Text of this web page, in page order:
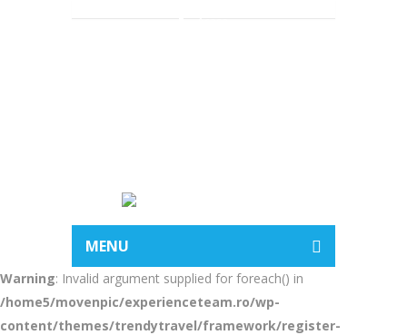
MENU
Warning: Invalid argument supplied for foreach() in
/home5/movenpic/experienceteam.ro/wp-
content/themes/trendytravel/framework/register-